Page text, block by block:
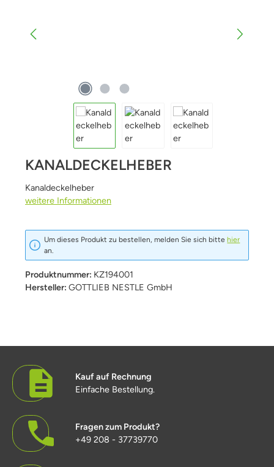
KANALDECKELHEBER
Kanaldeckelheber
weitere Informationen
Um dieses Produkt zu bestellen, melden Sie sich bitte hier
an.
Produktnummer: KZ194001
Hersteller: GOTTLIEB NESTLE GmbH
Kauf auf Rechnung
Einfache Bestellung.
Fragen zum Produkt?
+49 208 - 37739770